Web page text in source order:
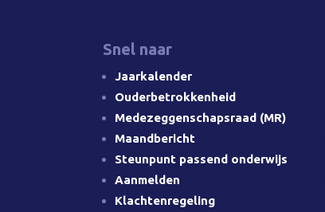
Snel naar
Jaarkalender
Ouderbetrokkenheid
Medezeggenschapsraad (MR)
Maandbericht
Steunpunt passend onderwijs
Aanmelden
Klachtenregeling